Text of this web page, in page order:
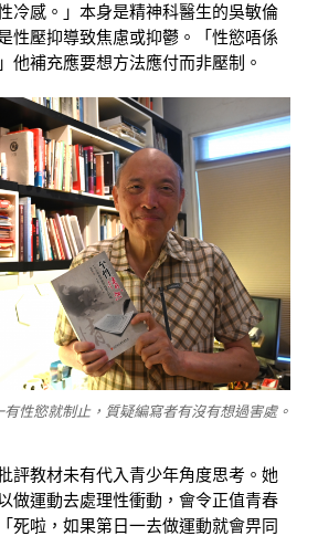
冷感。」本身是精神科醫生的吳敏倫
性壓抑導致焦慮或抑鬱。「性慾唔係
他補充應要想方法應付而非壓制。
性慾就制止，質疑編寫者有沒有想過害處。
評教材未有代入青少年角度思考。她
做運動去處理性衝動，會令正值青春
死啦，如果第日一去做運動就會畀同